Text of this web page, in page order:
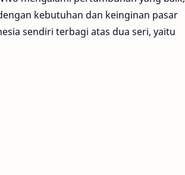
kebutuhan dan keinginan pasar
sendiri terbagi atas dua seri, yaitu